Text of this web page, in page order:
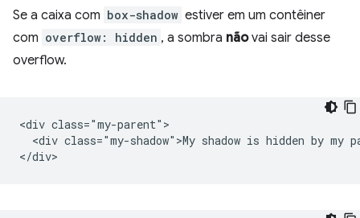
Se a caixa com box-shadow estiver em um contêiner
com overflow: hidden , a sombra nãovai sair desse
overflow.
<div class="my-parent">
<div class="my-shadow">My shadow is hidden by my